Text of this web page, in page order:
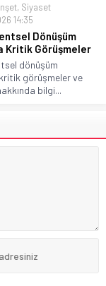
, Siyaset
14:35
Dönüşüm
Kritik Görüşmeler
dönüşüm
görüşmeler ve
bilgi...